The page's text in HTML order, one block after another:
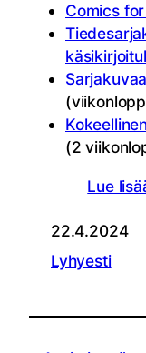
Comics
(2
Lue
22.4.2024
Lyhyesti